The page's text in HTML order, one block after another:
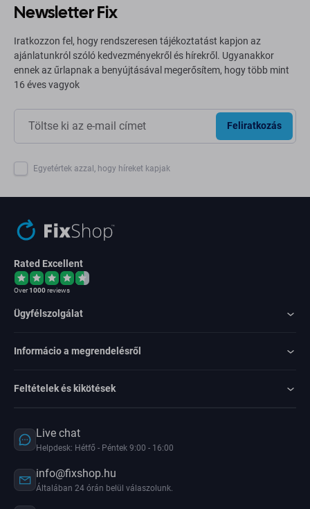
Newsletter Fix
Iratkozzon fel, hogy rendszeresen tájékoztatást kapjon az
ajánlatunkról szóló kedvezményekről és hírekről. Ugyanakkor
ennek az űrlapnak a benyújtásával megerősítem, hogy több mint
16 éves vagyok
Feliratkozás
Egyetértek azzal, hogy híreket kapjak
Rated Excellent
Over1000reviews
Ügyfélszolgálat
Informácio a megrendelésről
Feltételek és kikötések
Live chat
Helpdesk: Hétfő - Péntek 9:00 - 16:00
info@fixshop.hu
Általában 24 órán belül válaszolunk.